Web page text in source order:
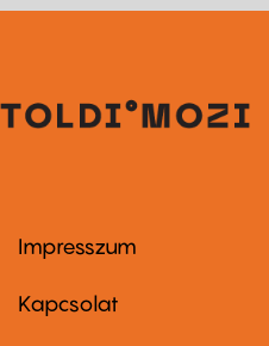
Footer
first
Impresszum
Kapcsolat